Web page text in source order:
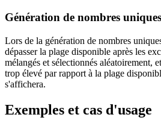
Génération de nombres uniques
Lors de la génération de nombres
dépasser la plage disponible après les
mélangés et sélectionnés aléatoirement,
trop élevé par rapport à la plage
s'affichera.
Exemples et cas d'usage